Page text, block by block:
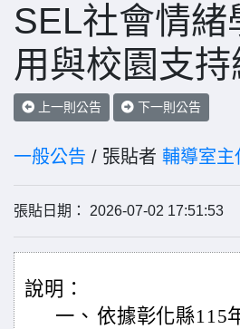
SEL社會情緒
用與校園支持
上一則公告 下一則公告
一般公告 / 張貼者 輔導室主
張貼日期： 2026-07-02 17:51:53
說明：
一、 依據彰化縣115